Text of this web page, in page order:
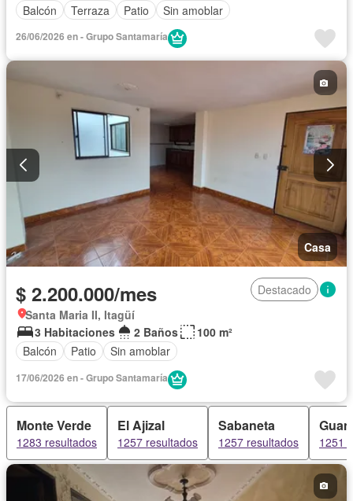
Balcón
Terraza Patio Sin amoblar
26/06/2026 en - Grupo Santamaría
Casa
$ 2.200.000/mes
Destacado
Santa Maria II, Itagüí
3 Habitaciones
2 Baños
100 m²
Balcón
Patio Sin amoblar
17/06/2026 en - Grupo Santamaría
Monte Verde
1283 resultados
El Ajizal
1257 resultados
Sabaneta
1257 resultados 1251